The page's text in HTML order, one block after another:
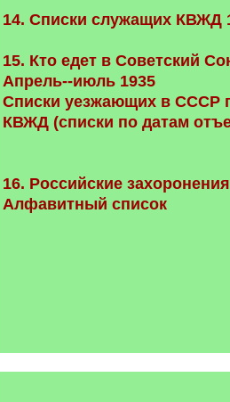
14. Списки служащих КВЖД
15. Кто едет в Советский
Апрель--июль 1935
Списки уезжающих в СССР
КВЖД (списки по датам
16. Российские
Алфавитный список